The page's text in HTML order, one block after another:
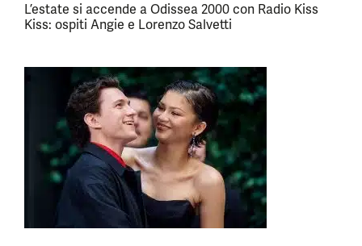
L’estate si accende a Odissea 2000 con Radio Kiss
Kiss: ospiti Angie e Lorenzo Salvetti